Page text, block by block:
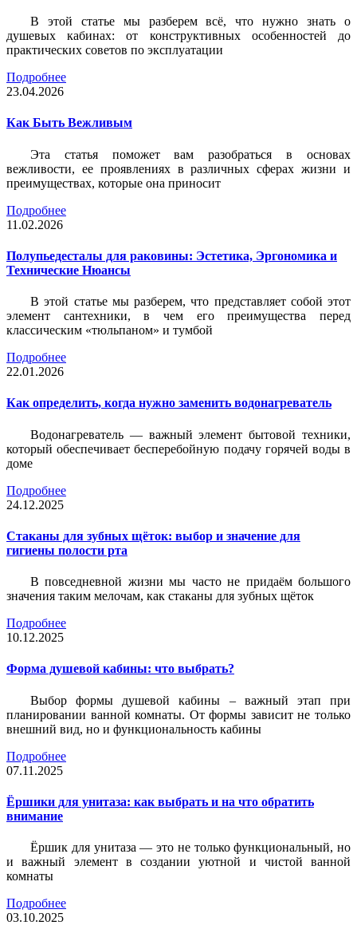
В этой статье мы разберем всё, что нужно знать о
душевых кабинах: от конструктивных особенностей до
практических советов по эксплуатации
Подробнее
23.04.2026
Как Быть Вежливым
Эта статья поможет вам разобраться в основах
вежливости, ее проявлениях в различных сферах жизни и
преимуществах, которые она приносит
Подробнее
11.02.2026
Полупьедесталы для раковины: Эстетика, Эргономика и
Технические Нюансы
В этой статье мы разберем, что представляет собой этот
элемент сантехники, в чем его преимущества перед
классическим «тюльпаном» и тумбой
Подробнее
22.01.2026
Как определить, когда нужно заменить водонагреватель
Водонагреватель — важный элемент бытовой техники,
который обеспечивает бесперебойную подачу горячей воды в
доме
Подробнее
24.12.2025
Стаканы для зубных щёток: выбор и значение для
гигиены полости рта
В повседневной жизни мы часто не придаём большого
значения таким мелочам, как стаканы для зубных щёток
Подробнее
10.12.2025
Форма душевой кабины: что выбрать?
Выбор формы душевой кабины – важный этап при
планировании ванной комнаты. От формы зависит не только
внешний вид, но и функциональность кабины
Подробнее
07.11.2025
Ёршики для унитаза: как выбрать и на что обратить
внимание
Ёршик для унитаза — это не только функциональный, но
и важный элемент в создании уютной и чистой ванной
комнаты
Подробнее
03.10.2025